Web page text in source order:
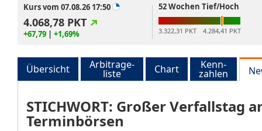
Kurs vom 07.08.26 17:50
4.068,78 PKT
+67,79 | +1,69%
52 Wochen Tief/Hoch
3.322,31 PKT 4.284,41 PKT
Übersicht Arbitrage-
liste Chart Kenn-
zahlen
STICHWORT: Großer Verfallstag
Terminbörsen